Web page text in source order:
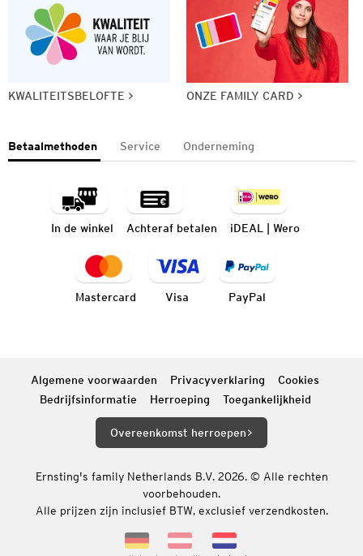
KWALITEITSBELOFTE ONZE FAMILY CARD
Betaalmethoden Service Onderneming
In de winkel Achteraf betalen iDEAL | Wero
Mastercard Visa PayPal
Algemene voorwaarden Privacyverklaring
Cookies
Bedrijfsinformatie
Herroeping Toegankelijkheid
Overeenkomst herroepen
Ernsting's family Netherlands B.V. 2026. © Alle rechten
voorbehouden.
Alle prijzen zijn inclusief BTW, exclusief verzendkosten.